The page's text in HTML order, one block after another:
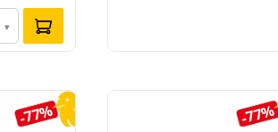
▾
-77% -77%